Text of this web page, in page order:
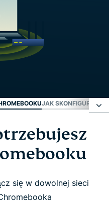
JAK
na Chromebooku
na Chromebooku
Chromebooku
się w dowolnej sieci